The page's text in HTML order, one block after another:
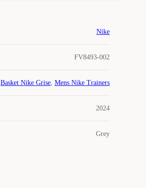
Nike
FV8493-002
Basket Nike Grise, Mens Nike Trainers
2024
Grey